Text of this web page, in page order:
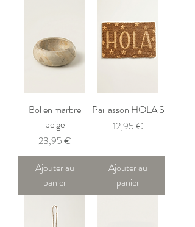
Bol en marbre
beige
Prix
23,95 €
Ajouter au
panier
Paillasson HOLA S
Prix
12,95 €
Ajouter au
panier